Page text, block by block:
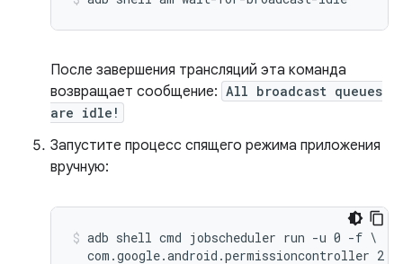
После завершения трансляций эта команда
возвращает сообщение: All broadcast queues
are idle!
Запустите процесс спящего режима приложения
вручную:
adb shell cmd jobscheduler run -u 0 -f \